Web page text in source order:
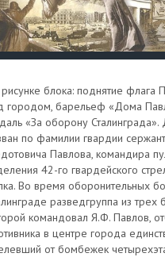
блока: поднятие флага
городом, барельеф «Дома
«За оборону
по фамилии гвардии
Павлова, командира
42-го гвардейского
Во время оборонительных
разведгруппа из трех
командовал Я.Ф. Павлов,
в центре города
от бомбежек